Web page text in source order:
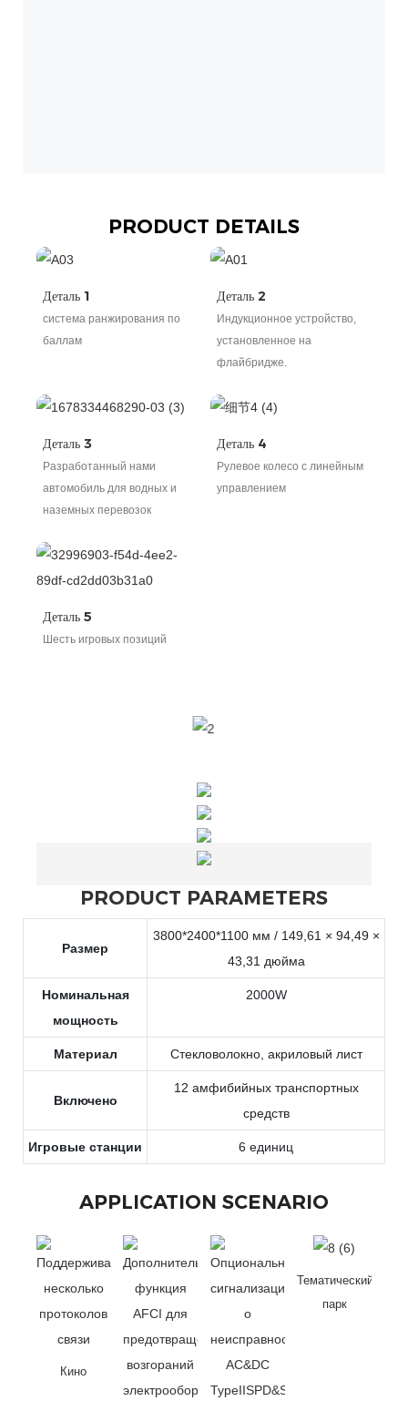
PRODUCT DETAILS
Деталь 1
система ранжирования по
баллам
Деталь 2
Индукционное устройство,
установленное на
флайбридже.
Деталь 3
Разработанный нами
автомобиль для водных и
наземных перевозок
Деталь 4
Рулевое колесо с линейным
управлением
Деталь 5
Шесть игровых позиций
PRODUCT PARAMETERS
Размер
3800*2400*1100 мм / 149,61 × 94,49 ×
43,31 дюйма
Номинальная
мощность
2000W
Материал Стекловолокно, акриловый лист
Включено
12 амфибийных транспортных
средств
Игровые станции 6 единиц
APPLICATION SCENARIO
Кино
Тематический
парк